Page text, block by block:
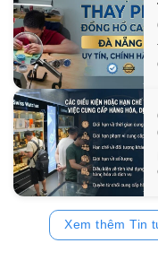
Xem thêm Tin